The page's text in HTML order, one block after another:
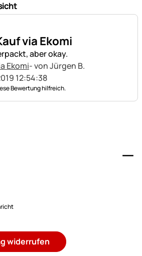
via Ekomi
aber okay.
Ekomi- von Jürgen B.
12:54:38
Bewertung hilfreich.
widerrufen